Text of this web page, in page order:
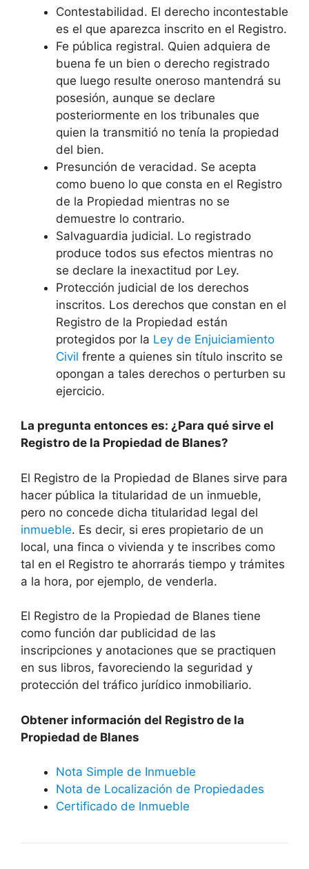
Contestabilidad. El derecho incontestable
es el que aparezca inscrito en el Registro.
Fe pública registral. Quien adquiera de
buena fe un bien o derecho registrado
que luego resulte oneroso mantendrá su
posesión, aunque se declare
posteriormente en los tribunales que
quien la transmitió no tenía la propiedad
del bien.
Presunción de veracidad. Se acepta
como bueno lo que consta en el Registro
de la Propiedad mientras no se
demuestre lo contrario.
Salvaguardia judicial. Lo registrado
produce todos sus efectos mientras no
se declare la inexactitud por Ley.
Protección judicial de los derechos
inscritos. Los derechos que constan en el
Registro de la Propiedad están
protegidos por la Ley de Enjuiciamiento
Civil frente a quienes sin título inscrito se
opongan a tales derechos o perturben su
ejercicio.
La pregunta entonces es: ¿Para qué sirve el
Registro de la Propiedad de Blanes?
El Registro de la Propiedad de Blanes sirve para
hacer pública la titularidad de un inmueble,
pero no concede dicha titularidad legal del
inmueble. Es decir, si eres propietario de un
local, una finca o vivienda y te inscribes como
tal en el Registro te ahorrarás tiempo y trámites
a la hora, por ejemplo, de venderla.
El Registro de la Propiedad de Blanes tiene
como función dar publicidad de las
inscripciones y anotaciones que se practiquen
en sus libros, favoreciendo la seguridad y
protección del tráfico jurídico inmobiliario.
Obtener información del Registro de la
Propiedad de Blanes
Nota Simple de Inmueble
Nota de Localización de Propiedades
Certificado de Inmueble